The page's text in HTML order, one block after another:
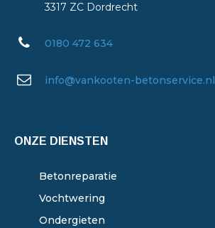
3317 ZC Dordrecht
0180 472 634
info@vankooten-betonservice.nl
ONZE DIENSTEN
Betonreparatie
Vochtwering
Ondergieten